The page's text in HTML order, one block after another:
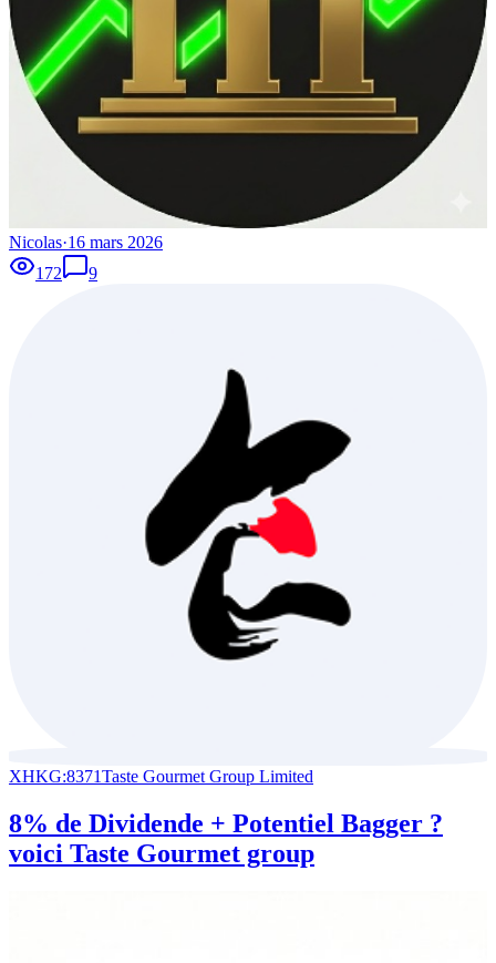
Nicolas·16 mars 2026
172
9
XHKG:8371Taste Gourmet Group Limited
8% de Dividende + Potentiel Bagger ?
voici Taste Gourmet group